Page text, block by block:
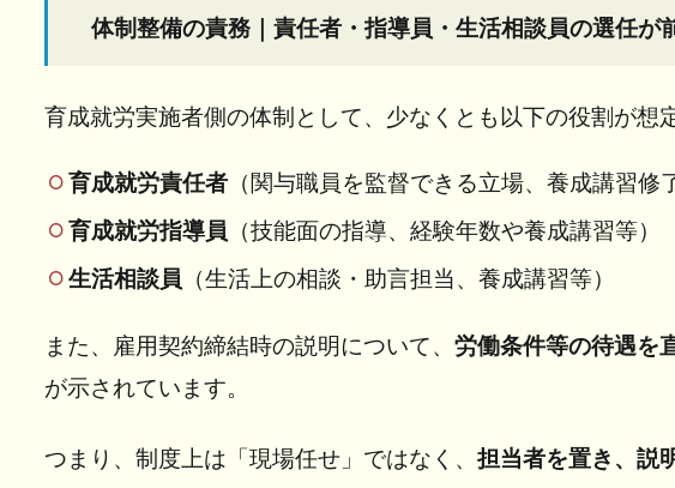
体制
の責
務｜
責任
者・
指導
生活
員の
選任
が前
体制整備の責務｜責任者・指導員・生活相談員の選任が
育成就労実施者側の体制として、少なくとも以下の役割が想
育成就労責任者 （関与職員を監督できる立場、養成講習修
育成就労指導員
（技能面の指導、経験年数や養成講習等）
生活相談員
（生活上の相談・助言担当、養成講習等）
また、雇用契約締結時の説明について、 労働条件等の待遇を
が示されています。
つまり、制度上は「現場任せ」ではなく、 担当者を置き、説